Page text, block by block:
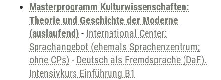
Masterprogramm Kulturwissenschaften:
Theorie und Geschichte der Moderne
(auslaufend) - International Center:
Sprachangebot (ehemals Sprachenzentrum;
ohne CPs) - Deutsch als Fremdsprache (DaF).
Intensivkurs Einführung B1